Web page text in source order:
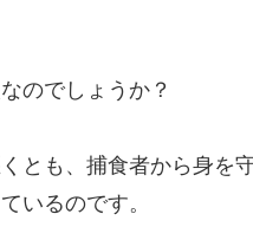
のでしょうか？
とも、捕食者から身を
いるのです。